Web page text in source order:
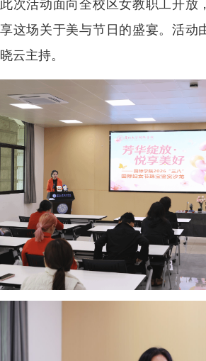
此次活动面向全校区女教职工开放
享这场关于美与节日的盛宴。活动
晓云主持。